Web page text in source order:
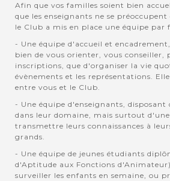
Afin que vos familles soient bien
que les enseignants ne se préoccupent
le Club a mis en place une équipe par
- Une équipe d'accueil et
bien de vous orienter, vous conseiller,
inscriptions, que d'organiser la vie
évènements et les représentations.
entre vous et le Club.
- Une équipe d'enseignants, disposant
dans leur domaine, mais surtout
transmettre leurs connaissances à
grands.
- Une équipe de jeunes étudiants
d'Aptitude aux Fonctions
surveiller les enfants en semaine, ou